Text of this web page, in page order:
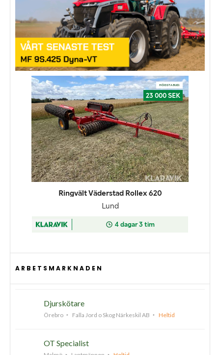
ARBETSMARKNADEN
Djurskötare
Örebro Falla Jord o Skog Närkeskil AB Heltid
OT Specialist